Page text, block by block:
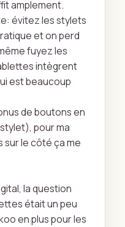
amplement.
évitez les stylets
et on perd
fuyez les
intègrent
est beaucoup
de boutons en
pour ma
sur le côté ça me
la question
était un peu
en plus pour les